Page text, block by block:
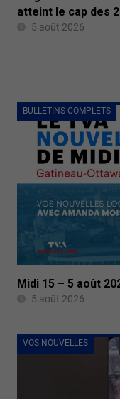
atteint le cap des
5 août 2026
BULLETINS COMPLETS
Midi 15 – 5 août
5 août 2026
VOS NOUVELLES